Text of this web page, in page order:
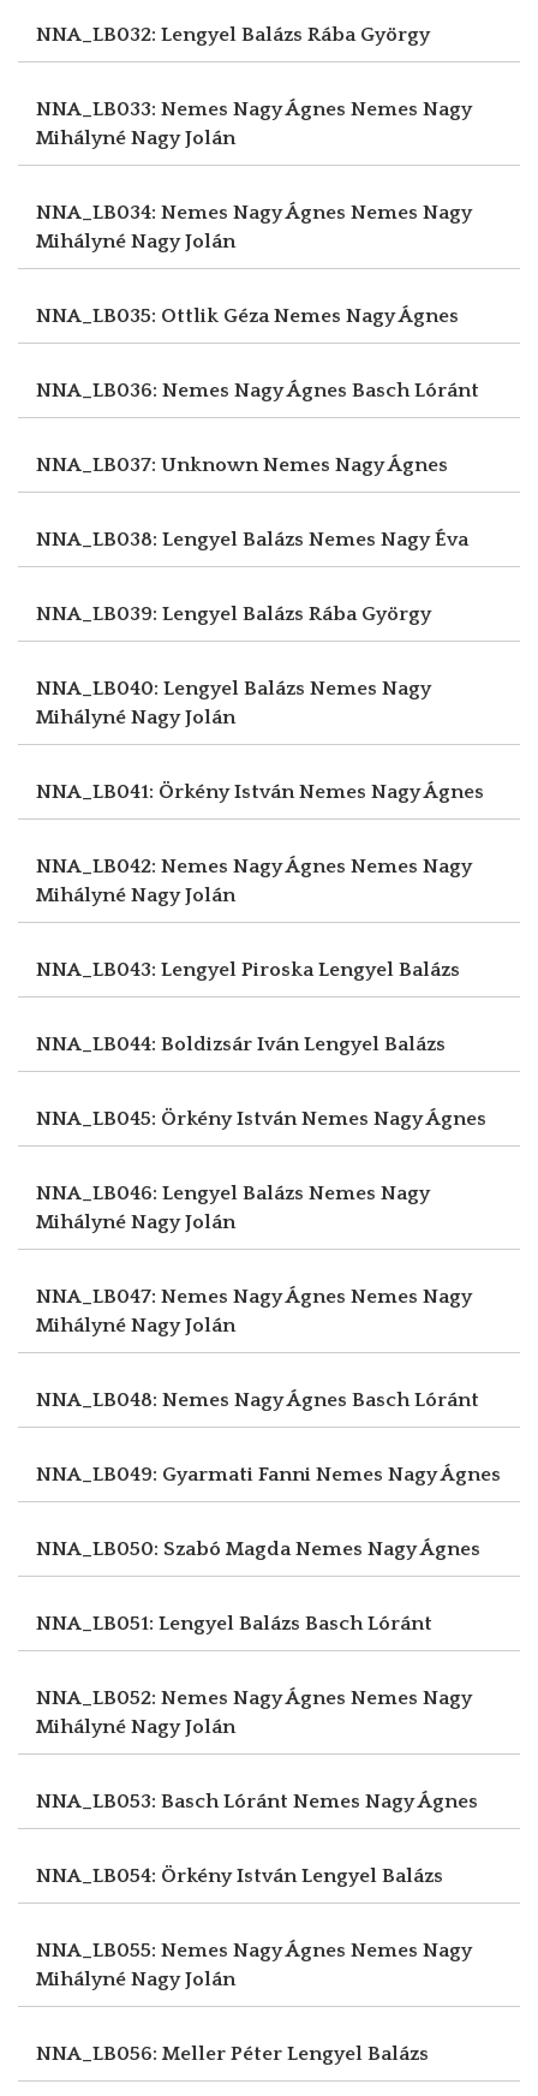
NNA_LB032: Lengyel Balázs Rába György
NNA_LB033: Nemes Nagy Ágnes Nemes Nagy
Mihályné Nagy Jolán
NNA_LB034: Nemes Nagy Ágnes Nemes Nagy
Mihályné Nagy Jolán
NNA_LB035: Ottlik GézaNemes Nagy Ágnes
NNA_LB036: Nemes Nagy Ágnes Basch Lóránt
NNA_LB037: UnknownNemes Nagy Ágnes
NNA_LB038: Lengyel Balázs Nemes Nagy Éva
NNA_LB039: Lengyel Balázs Rába György
NNA_LB040: Lengyel Balázs Nemes Nagy
Mihályné Nagy Jolán
NNA_LB041: Örkény IstvánNemes Nagy Ágnes
NNA_LB042: Nemes Nagy Ágnes Nemes Nagy
Mihályné Nagy Jolán
NNA_LB043: Lengyel PiroskaLengyel Balázs
NNA_LB044: Boldizsár IvánLengyel Balázs
NNA_LB045: Örkény IstvánNemes Nagy Ágnes
NNA_LB046: Lengyel Balázs Nemes Nagy
Mihályné Nagy Jolán
NNA_LB047: Nemes Nagy Ágnes Nemes Nagy
Mihályné Nagy Jolán
NNA_LB048: Nemes Nagy Ágnes Basch Lóránt
NNA_LB049: Gyarmati Fanni Nemes Nagy Ágnes
NNA_LB050: Szabó MagdaNemes Nagy Ágnes
NNA_LB051: Lengyel Balázs Basch Lóránt
NNA_LB052: Nemes Nagy Ágnes Nemes Nagy
Mihályné Nagy Jolán
NNA_LB053: Basch Lóránt Nemes Nagy Ágnes
NNA_LB054: Örkény IstvánLengyel Balázs
NNA_LB055: Nemes Nagy Ágnes Nemes Nagy
Mihályné Nagy Jolán
NNA_LB056: Meller Péter Lengyel Balázs